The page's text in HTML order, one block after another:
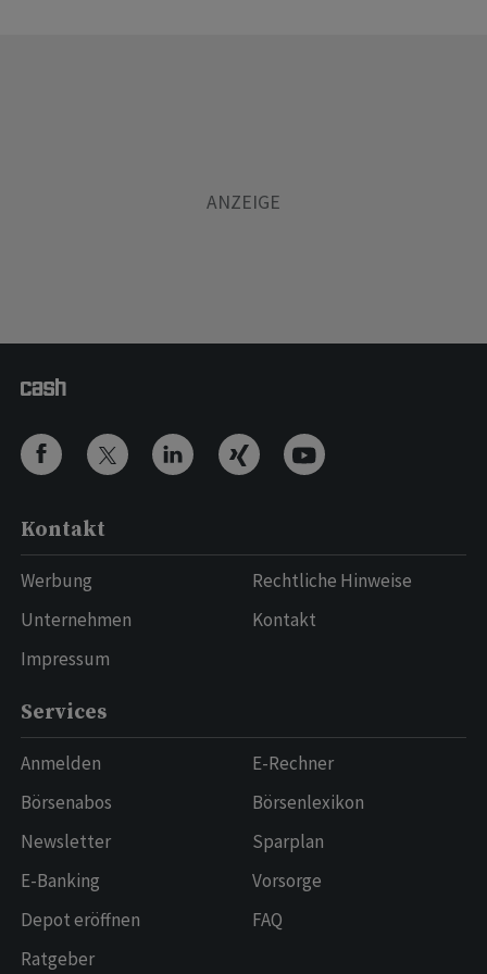
Kontakt
Werbung
Unternehmen
Impressum
Rechtliche Hinweise
Kontakt
Services
Anmelden
Börsenabos
Newsletter
E-Banking
Depot eröffnen
Ratgeber
E-Rechner
Börsenlexikon
Sparplan
Vorsorge
FAQ